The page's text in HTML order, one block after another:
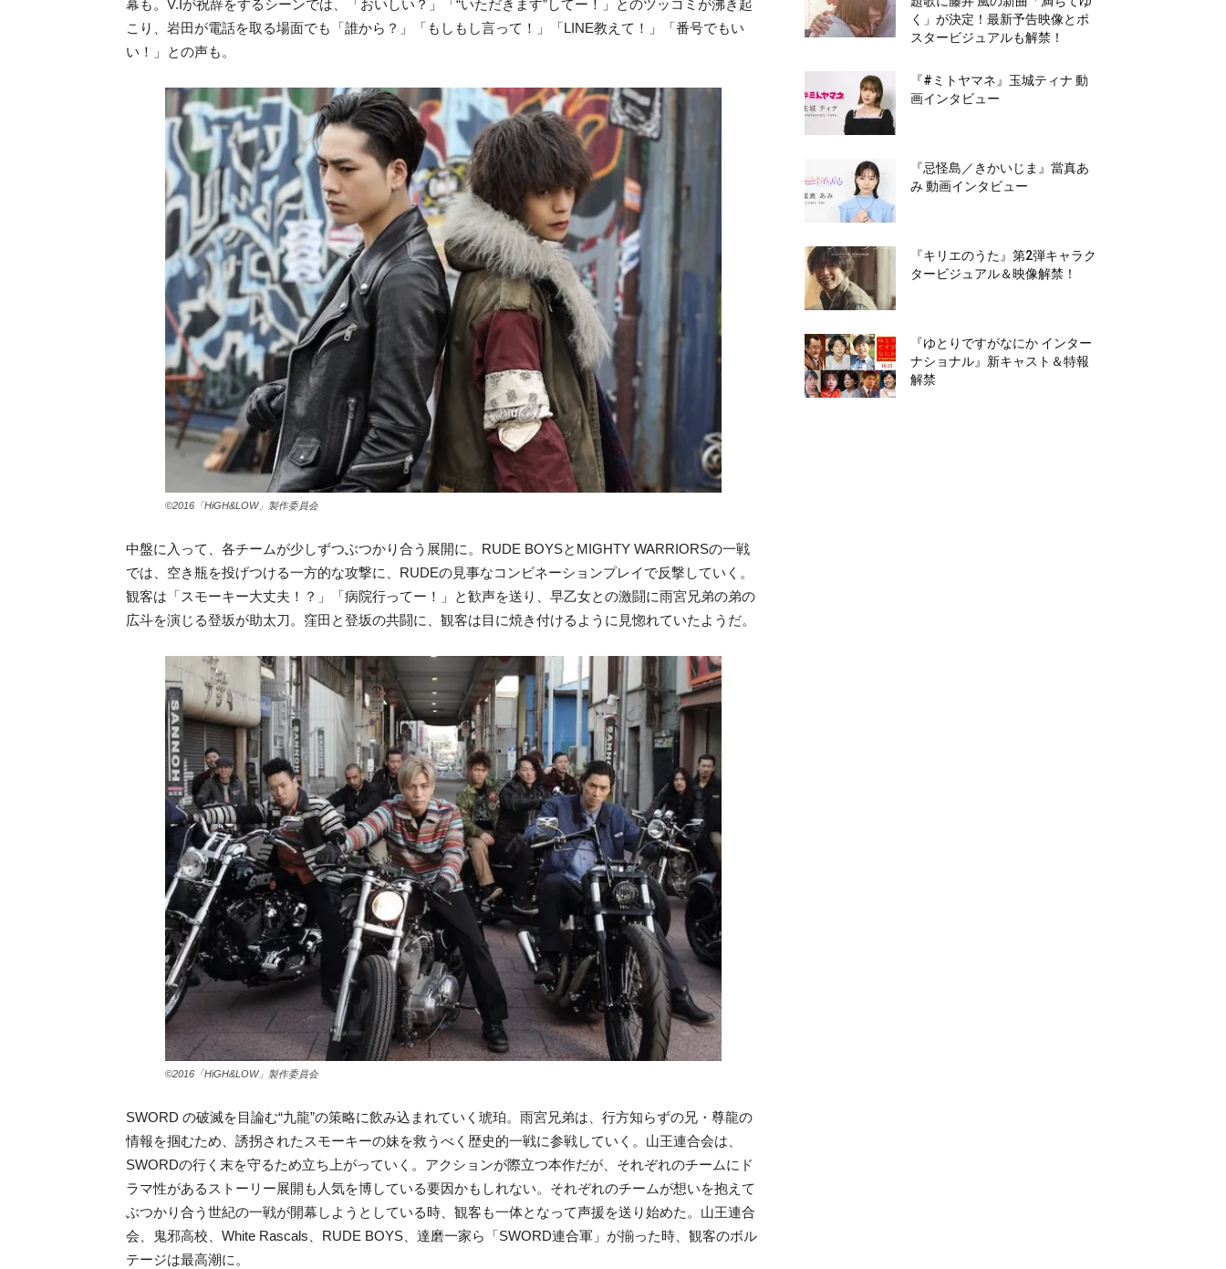
幕も。V.Iが祝辞をするシーンでは、「おいしい？」「“いただきます”してー！」とのツッコミが沸き起
こり、岩田が電話を取る場面でも「誰から？」「もしもし言って！」「LINE教えて！」「番号でもい
い！」との声も。
©2016「HiGH&LOW」製作委員会
中盤に入って、各チームが少しずつぶつかり合う展開に。RUDE BOYSとMIGHTY WARRIORSの一戦
では、空き瓶を投げつける一方的な攻撃に、RUDEの見事なコンビネーションプレイで反撃していく。
観客は「スモーキー大丈夫！？」「病院行ってー！」と歓声を送り、早乙女との激闘に雨宮兄弟の弟の
広斗を演じる登坂が助太刀。窪田と登坂の共闘に、観客は目に焼き付けるように見惚れていたようだ。
©2016「HiGH&LOW」製作委員会
SWORD の破滅を目論む“九龍”の策略に飲み込まれていく琥珀。雨宮兄弟は、行方知らずの兄・尊龍の
情報を掴むため、誘拐されたスモーキーの妹を救うべく歴史的一戦に参戦していく。山王連合会は、
SWORDの行く末を守るため立ち上がっていく。アクションが際立つ本作だが、それぞれのチームにド
ラマ性があるストーリー展開も人気を博している要因かもしれない。それぞれのチームが想いを抱えて
ぶつかり合う世紀の一戦が開幕しようとしている時、観客も一体となって声援を送り始めた。山王連合
会、鬼邪高校、White Rascals、RUDE BOYS、達磨一家ら「SWORD連合軍」が揃った時、観客のボル
テージは最高潮に。
く」が決定！最新予告映像とポ
スタービジュアルも解禁！
『#ミトヤマネ』玉城ティナ 動
画インタビュー
『忌怪島／きかいじま』當真あ
み 動画インタビュー
『キリエのうた』第2弾キャラク
タービジュアル＆映像解禁！
『ゆとりですがなにか インター
ナショナル』新キャスト＆特報
解禁